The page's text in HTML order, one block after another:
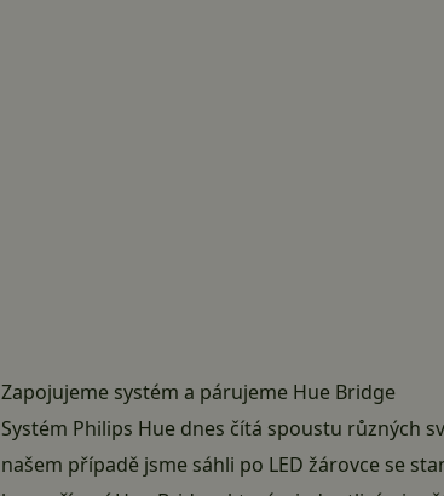
Zapojujeme systém a párujeme Hue Bridge
Systém Philips Hue dnes čítá spoustu různých
našem případě jsme sáhli po LED žárovce se